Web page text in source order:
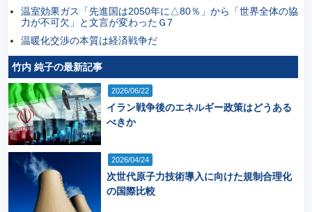
温室効果ガス「先進国は2050年に△80％」から「世界全体の協
力が不可欠」と文言が変わったＧ7
温暖化交渉の本質は経済戦争だ
竹内 純子の最新記事
2026/06/22
イラン戦争後のエネルギー政策はどうある
べきか
2026/04/24
次世代原子力技術導入に向けた規制合理化
の国際比較